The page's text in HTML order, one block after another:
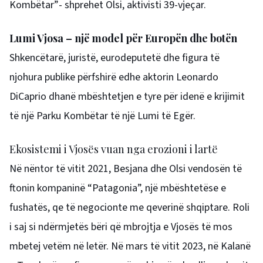
Kombëtar”- shprehet Olsi, aktivisti 39-vjeçar.
Lumi Vjosa – një model për Europën dhe botën
Shkencëtarë, juristë, eurodeputetë dhe figura të
njohura publike përfshirë edhe aktorin Leonardo
DiCaprio dhanë mbështetjen e tyre për idenë e krijimit
të një Parku Kombëtar të një Lumi të Egër.
Ekosistemi i Vjosës vuan nga erozioni i lartë
Në nëntor të vitit 2021, Besjana dhe Olsi vendosën të
ftonin kompaninë “Patagonia”, një mbështetëse e
fushatës, qe të negocionte me qeverinë shqiptare. Roli
i saj si ndërmjetës bëri që mbrojtja e Vjosës të mos
mbetej vetëm në letër. Në mars të vitit 2023, në Kalanë